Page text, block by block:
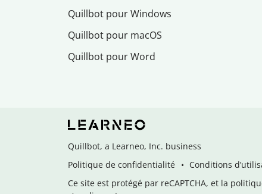
Quillbot pour Windows
Quillbot pour macOS
Quillbot pour Word
Quillbot, a Learneo, Inc. business
Politique de confidentialité
Conditions
Ce site est protégé par reCAPTCHA, et la